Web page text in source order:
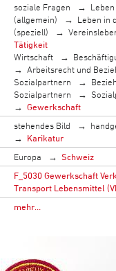
soziale Fragen
(allgemein)
Leben in
(speziell)
Tätigkeit
Wirtschaft
Arbeitsrecht und
Sozialpartnern
Sozialpartnern
Gewerkschaft
stehendes Bild
Karikatur
Europa
Schweiz
F_5030 Gewerkschaft
Transport Lebensmittel
mehr…